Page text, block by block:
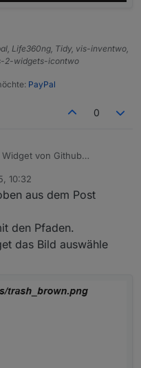
Life360ng, Tidy, vis-inventwo,
2-widgets-icontwo
PayPal
0
von Github
Script kommt.
nutzen ... da werden
10:32
aus dem Post
den Pfaden.
das Bild auswähle